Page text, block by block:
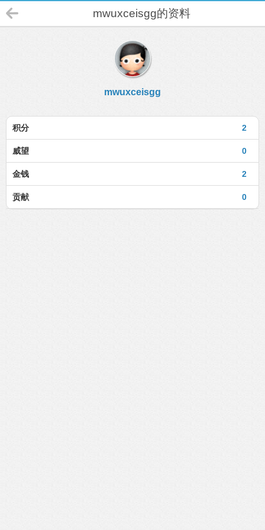
mwuxceisgg的资料
mwuxceisgg
2
积分
0
威望
2
金钱
0
贡献